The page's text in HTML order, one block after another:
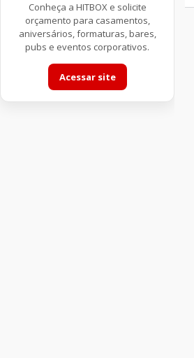
Conheça a HITBOX e solicite
orçamento para casamentos,
aniversários, formaturas, bares,
pubs e eventos corporativos.
Acessar site